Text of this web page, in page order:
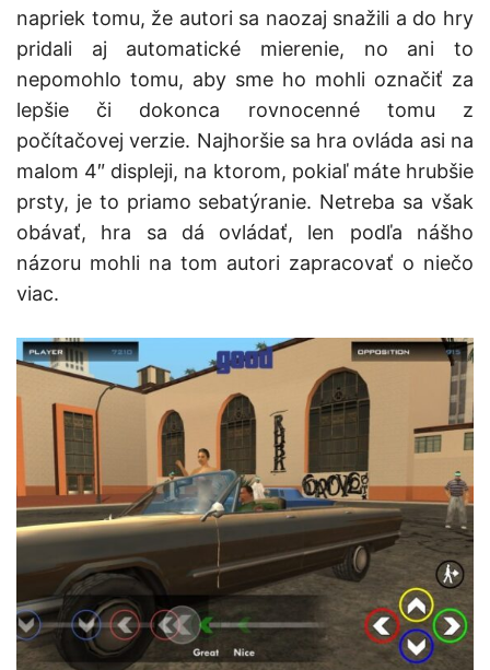
napriek tomu, že autori sa naozaj snažili a do hry
pridali aj automatické mierenie, no ani to
nepomohlo tomu, aby sme ho mohli označiť za
lepšie či dokonca rovnocenné tomu z
počítačovej verzie. Najhoršie sa hra ovláda asi na
malom 4″ displeji, na ktorom, pokiaľ máte hrubšie
prsty, je to priamo sebatýranie. Netreba sa však
obávať, hra sa dá ovládať, len podľa nášho
názoru mohli na tom autori zapracovať o niečo
viac.